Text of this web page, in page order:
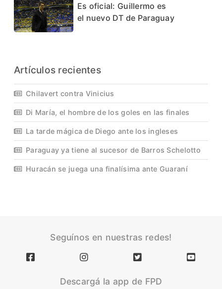
Es oficial: Guillermo es
el nuevo DT de Paraguay
Artículos recientes
Chilavert contra Vinicius
Di María, el hombre de los goles en las finales
La tarde mágica de Diego ante los ingleses
Paraguay ya tiene al sucesor de Barros Schelotto
Huracán se juega una finalísima ante Guaraní
Seguínos en nuestras redes!
Descargá la app de FPD